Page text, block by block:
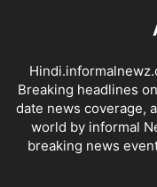
Breaking headlines
date news coverage,
world by informal
breaking news